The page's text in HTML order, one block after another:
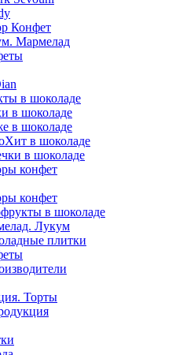
Конфет
Мармелад
в шоколаде
в шоколаде
в шоколаде
в шоколаде
в шоколаде
конфет
конфет
в шоколаде
Лукум
плитки
Торты